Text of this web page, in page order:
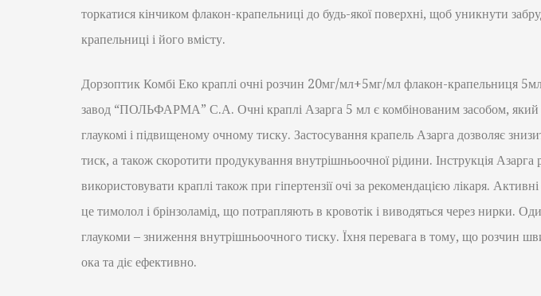
торкатися кінчиком флакон-крапельниці до будь-якої поверхні, щоб уникнути
крапельниці і його вмісту.
Дорзоптик Комбі Еко краплі очні розчин 20мг/мл+5мг/мл флакон-крапельниця
завод “ПОЛЬФАРМА” С.А. Очні краплі Азарга 5 мл є комбінованим засобом, який
глаукомі і підвищеному очному тиску. Застосування крапель Азарга дозволяє
тиск, а також скоротити продукування внутрішньоочної рідини. Інструкція Азарга
використовувати краплі також при гіпертензії очі за рекомендацією лікаря.
це тимолол і брінзоламід, що потрапляють в кровотік і виводяться через нирки.
глаукоми – зниження внутрішньоочного тиску. Їхня перевага в тому, що розчин
ока та діє ефективно.